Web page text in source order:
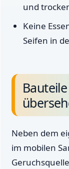
und
Keine
Seifen in
Neben dem
im mobilen